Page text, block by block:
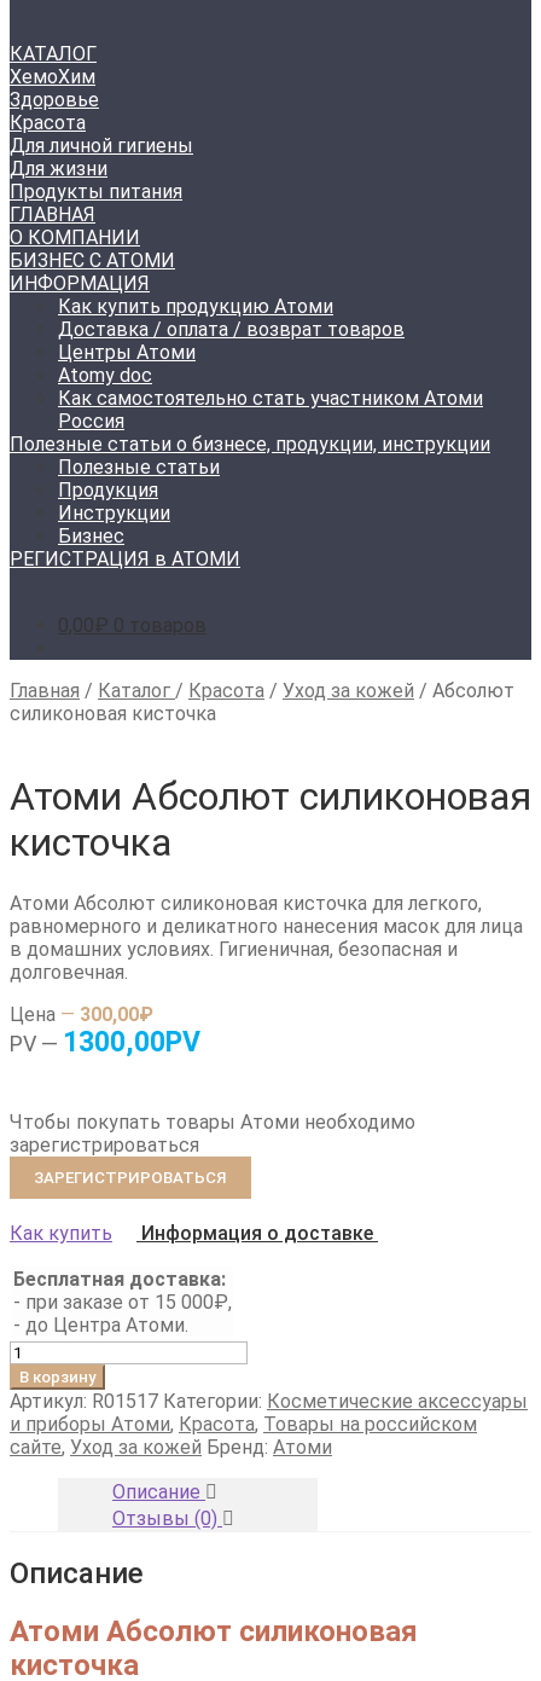
КАТАЛОГ
ХемоХим
Здоровье
Красота
Для личной гигиены
Для жизни
Продукты питания
ГЛАВНАЯ
О КОМПАНИИ
БИЗНЕС С АТОМИ
ИНФОРМАЦИЯ
Как купить продукцию Атоми
Доставка / оплата / возврат товаров
Центры Атоми
Atomy doc
Как самостоятельно стать участником Атоми
Россия
Полезные статьи о бизнесе, продукции, инструкции
Полезные статьи
Продукция
Инструкции
Бизнес
РЕГИСТРАЦИЯ в АТОМИ
0,00₽ 0 товаров
Главная / Каталог / Красота / Уход за кожей / Абсолют
силиконовая кисточка
Атоми Абсолют силиконовая
кисточка
Атоми Абсолют силиконовая кисточка для легкого,
равномерного и деликатного нанесения масок для лица
в домашних условиях. Гигиеничная, безопасная и
долговечная.
Цена — 300,00₽
PV — 1300,00PV
Чтобы покупать товары Атоми необходимо
зарегистрироваться
ЗАРЕГИСТРИРОВАТЬСЯ
Как купить
Информация о доставке
Бесплатная доставка:
- при заказе от 15 000₽,
- до Центра Атоми.
Количество
товара
Атоми
Абсолют
силиконовая
В корзину
Артикул: R01517 Категории: Косметические аксессуары
и приборы Атоми, Красота, Товары на российском
сайте, Уход за кожей Бренд: Атоми
Описание
Отзывы (0)
Описание
Атоми Абсолют силиконовая
кисточка